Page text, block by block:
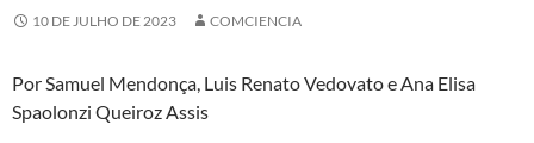
10 DE JULHO DE 2023 COMCIENCIA
Por Samuel Mendonça, Luis Renato Vedovato e Ana Elisa
Spaolonzi Queiroz Assis